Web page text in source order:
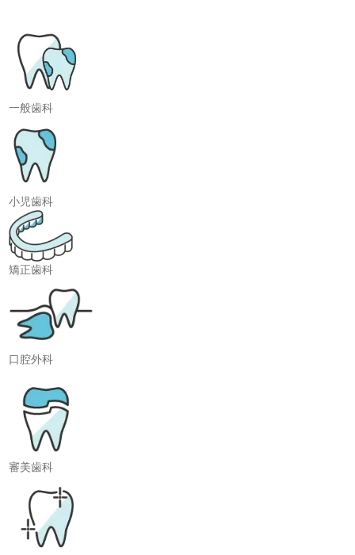
一般歯科
小児歯科
矯正歯科
口腔外科
審美歯科